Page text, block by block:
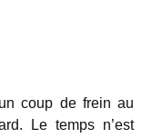
coup de frein au
Le temps n’est